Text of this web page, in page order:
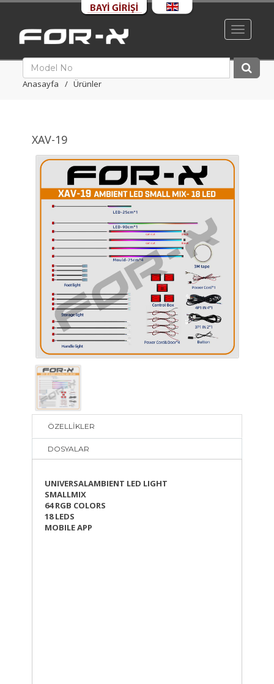
Toggle
Anasayfa Ürünler
XAV-19
ÖZELLİKLER
DOSYALAR
UNIVERSALAMBIENT LED LIGHT
SMALLMIX
64 RGB COLORS
18 LEDS
MOBILE APP